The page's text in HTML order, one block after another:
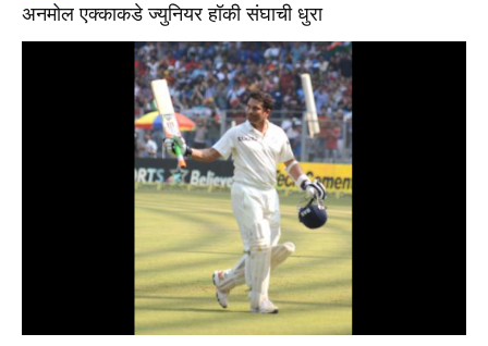
अनमोल एक्काकडे ज्युनियर हॉकी संघाची धुरा